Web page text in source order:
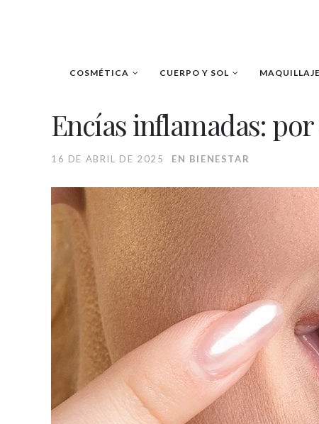
COSMÉTICA CUERPO Y SOL MAQUILLAJE
Encías inflamadas:
16 DE ABRIL DE 2025 EN BIENESTAR